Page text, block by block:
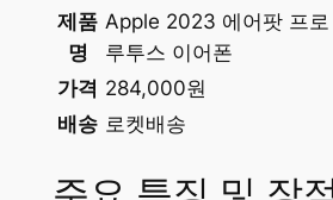
제품
명
Apple 2023 에어팟 프
루투스 이어폰
가격 284,000원
배송 로켓배송